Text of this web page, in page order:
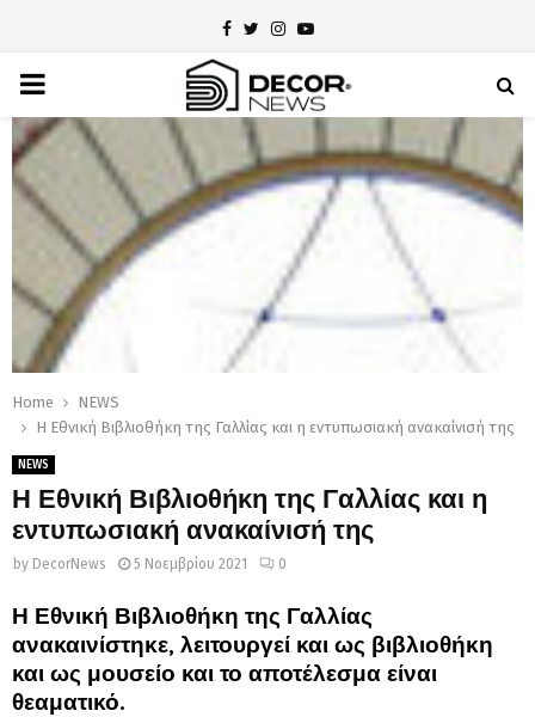
Facebook
TwitterInstagram
Youtube
PRIMARY
MENU
Home
NEWS
Η Εθνική Βιβλιοθήκη της Γαλλίας και η εντυπωσιακή ανακαίνισή της
NEWS
Η Εθνική Βιβλιοθήκη της Γαλλίας και η
εντυπωσιακή ανακαίνισή της
by DecorNews 5 Νοεμβρίου 2021 0
Η Εθνική Βιβλιοθήκη της Γαλλίας
ανακαινίστηκε, λειτουργεί και ως βιβλιοθήκη
και ως μουσείο και το αποτέλεσμα είναι
θεαματικό.